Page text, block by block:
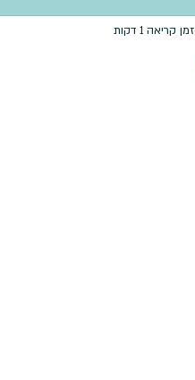
זמן קריאה 1 דקות